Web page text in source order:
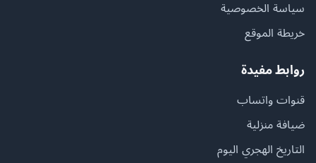
سياسة الخصوصية
خريطة الموقع
روابط مفيدة
قنوات واتساب
ضيافة منزلية
التاريخ الهجري اليوم